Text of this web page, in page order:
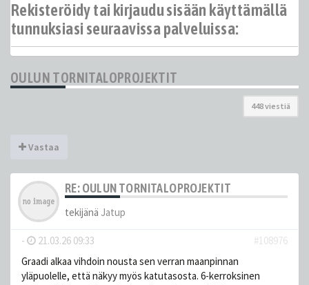
Rekisteröidy tai kirjaudu sisään käyttämällä
tunnuksiasi seuraavissa palveluissa:
OULUN TORNITALOPROJEKTIT
448 viestiä
Vastaa
RE: OULUN TORNITALOPROJEKTIT
tekijänä Jatup
- 21.03.26 09:33
#108976
Graadi alkaa vihdoin nousta sen verran maanpinnan
yläpuolelle, että näkyy myös katutasosta. 6-kerroksinen